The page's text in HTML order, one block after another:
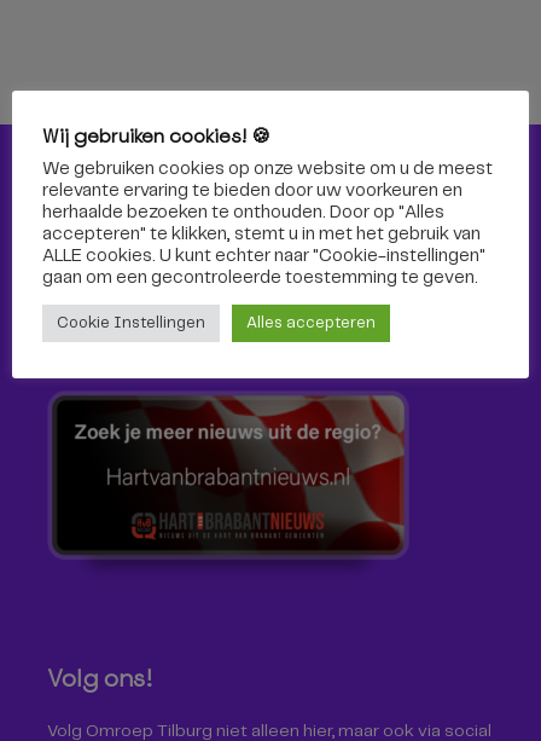
Nieuws
Nieuws
Cultuur
Sport
Volg ons!
Volg Omroep Tilburg niet alleen hier, maar ook via social
Wij gebruiken cookies! 🍪
We gebruiken cookies op onze website om u de meest
relevante ervaring te bieden door uw voorkeuren en
herhaalde bezoeken te onthouden. Door op "Alles
accepteren" te klikken, stemt u in met het gebruik van
ALLE cookies. U kunt echter naar "Cookie-instellingen"
gaan om een ​​gecontroleerde toestemming te geven.
Cookie Instellingen Alles accepteren